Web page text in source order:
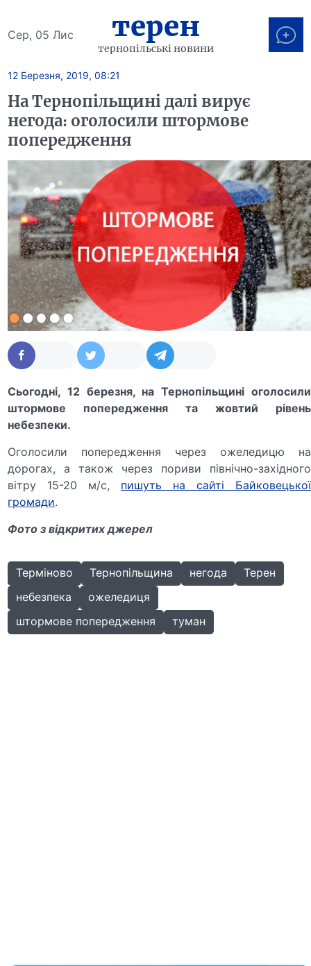
Сер, 05 Лис терен
тернопільські новини
12 Березня, 2019, 08:21
На Тернопільщині далі вирує
негода: оголосили штормове
попередження
Сьогодні, 12 березня, на Тернопільщині оголосили
штормове попередження та жовтий рівень
небезпеки.
Оголосили попередження через ожеледицю на
дорогах, а також через пориви північно-західного
вітру 15-20 м/с, пишуть на сайті Байковецької
громади.
Фото з відкритих джерел
Терміново Тернопільщина негода
Терен
небезпека
ожеледиця
штормове попередження
туман